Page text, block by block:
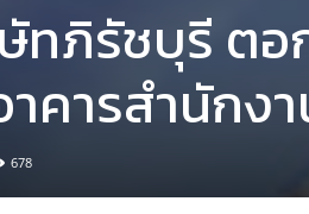
ทภิรัชบุรี ตอ
คารสำนักง
678